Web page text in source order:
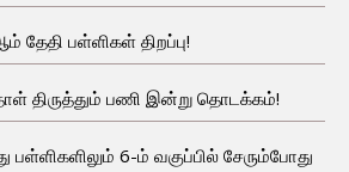
தேதி பள்ளிகள் திறப்பு!
திருத்தும் பணி இன்று தொடக்கம்!
பள்ளிகளிலும் 6-ம் வகுப்பில் சேரும்போது